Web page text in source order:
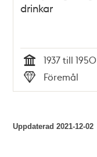
drinkar
Tid
1937 till 1950
Typ
Föremål
Uppdaterad2021-12-02